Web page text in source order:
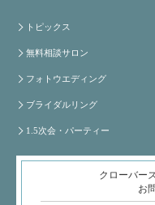
トピックス
無料相談サロン
フォトウエディング
ブライダルリング
1.5次会・パーティー
クローバー
お